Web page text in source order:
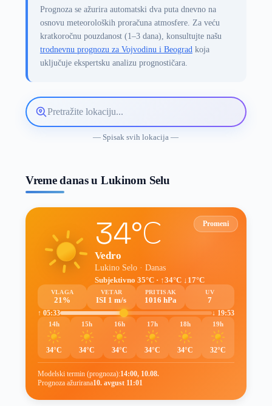
Prognoza se ažurira automatski dva puta dnevno na
osnovu meteoroloških proračuna atmosfere. Za veću
kratkoročnu pouzdanost (1–3 dana), konsultujte našu
trodnevnu prognozu za Vojvodinu i Beogradkoja
uključuje ekspertsku analizu prognostičara.
Pretražite
lokaciju
— Spisak svih lokacija —
Vreme danas u Lukinom Selu
Promeni
34°C
Vedro
Lukino Selo · Danas
Subjektivno 35°C · ↑34°C ↓17°C
VLAGA
21%
VETAR
ISI 1 m/s
PRITISAK
1016 hPa
UV
7
↑ 05:33
↓ 19:53
14h
34°C
15h
34°C
16h
34°C
17h
34°C
18h
34°C
19h
32°C
Modelski termin (prognoza):14:00, 10.08.
Prognoza ažurirana10. avgust 11:01